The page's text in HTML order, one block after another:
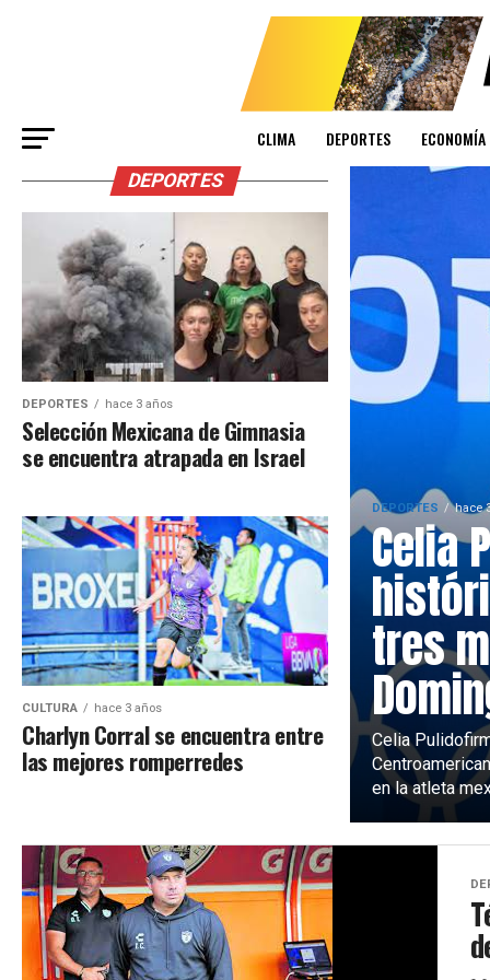
CLIMA DEPORTES ECONOMÍA
DEPORTES hace
Celia
tres
Celia
en la atleta
DEPORTES
DEPORTES hace 3 años
Selección Mexicana de Gimnasia
se encuentra atrapada en Israel
CULTURA hace 3 años
Charlyn Corral se encuentra entre
las mejores romperredes